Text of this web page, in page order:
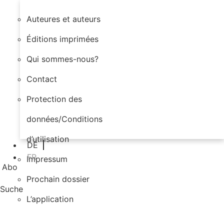
Auteures et auteurs
Éditions imprimées
Qui sommes-nous?
Contact
Protection des
données/Conditions
d’utilisation
Impressum
Prochain dossier
L’application
DE
FR
Abo
Suche